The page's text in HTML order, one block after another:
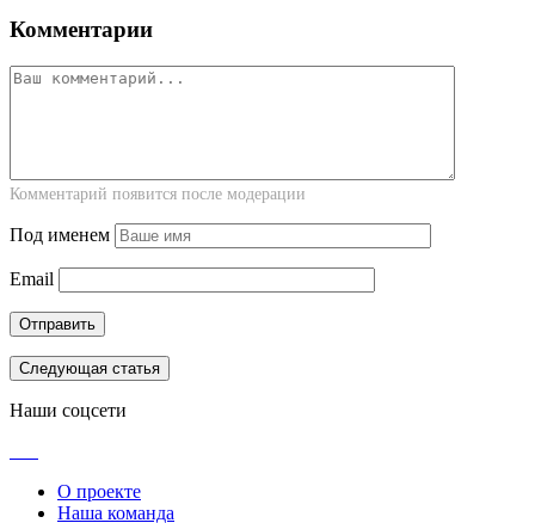
Комментарии
Комментарий появится после модерации
Под именем
Email
Следующая статья
Наши соцсети
О проекте
Наша команда